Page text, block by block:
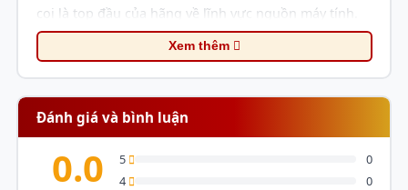
coi là top đầu của hãng về lĩnh vực nguồn máy tính.
Một sản phẩm đặc biệt và có thương hiệu nổi tiếng
như thế này thì không thể thiếu tại các của hàng của
Mega. Mega tự hào là nhà cung cấp số một trong khu
hiểu rõ hơn bạn nhé!
Đặc điểm của sản phẩm Nguồn
Xem thêm
Đánh giá và bình luận
0.0 5
0
4
0